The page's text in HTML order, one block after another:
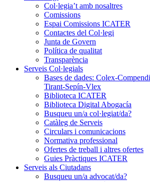
Col·legia’t amb nosaltres
Comissions
Espai Comissions ICATER
Contactes del Col·legi
Junta de Govern
Política de qualitat
Transparència
Serveis Col·legials
Bases de dades: Colex-
Tirant-Sepín-Vlex
Biblioteca ICATER
Biblioteca Digital Abogacía
Busqueu un/a col·legiat/da?
Catàleg de Serveis
Circulars i comunicacions
Normativa professional
Ofertes de treball i altres ofertes
Guies Pràctiques ICATER
Serveis als Ciutadans
Busqueu un/a advocat/da?